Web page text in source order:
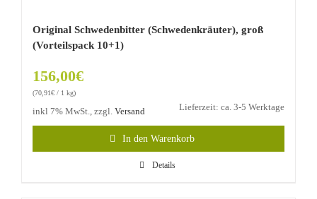
Original Schwedenbitter (Schwedenkräuter), groß
(Vorteilspack 10+1)
156,00€
(70,91€ / 1 kg)
inkl 7% MwSt., zzgl. Versand Lieferzeit: ca. 3-5 Werktage
In den Warenkorb
Details